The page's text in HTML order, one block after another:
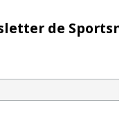
de